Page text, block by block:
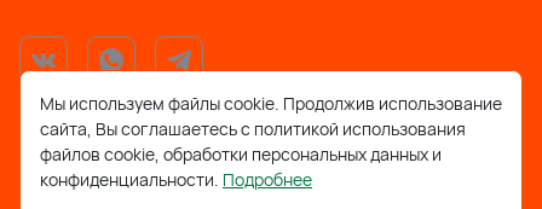
support@stroymir48.ru
Липецкая обл., г. Грязи, ул. 30 лет Победы, 52, ТРЦ
Мы используем файлы cookie. Продолжив использование
сайта, Вы соглашаетесь с политикой использования
файлов cookie, обработки персональных данных и
конфиденциальности. Подробнее